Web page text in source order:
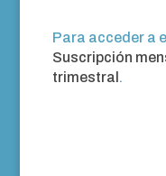
Para acceder a
Suscripción
trimestral .